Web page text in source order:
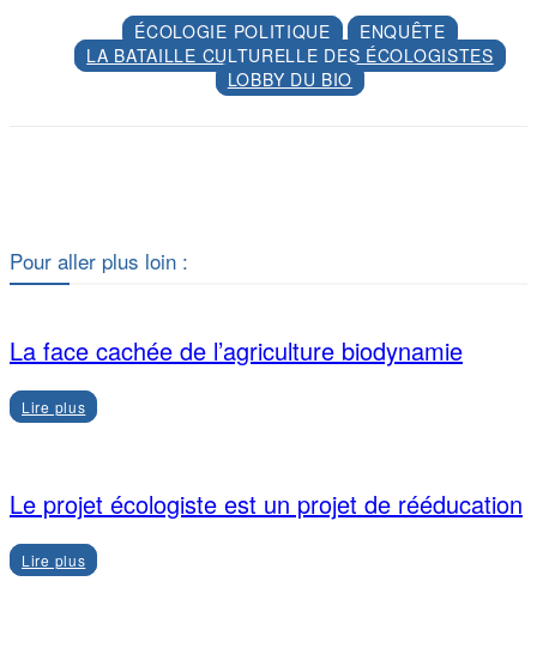
ÉCOLOGIE POLITIQUE
ENQUÊTE
LA BATAILLE CULTURELLE DES ÉCOLOGISTES
LOBBY DU BIO
Pour aller plus loin :
La face cachée de l’agriculture biodynamie
Lire plus
Le projet écologiste est un projet de rééducation
Lire plus